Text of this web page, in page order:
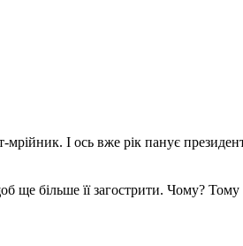
І ось вже рік панує
ще більше її загострити. Чому?